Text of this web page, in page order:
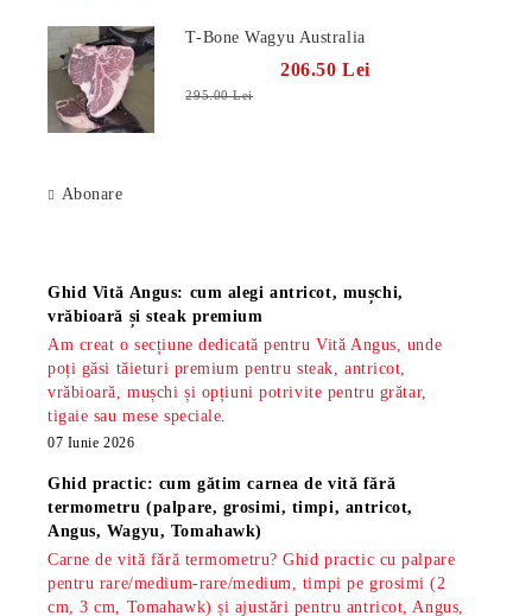
T-Bone Wagyu Australia
206.50 Lei
295.00 Lei
Abonare
Ghid Vită Angus: cum alegi antricot, mușchi,
vrăbioară și steak premium
Am creat o secțiune dedicată pentru Vită Angus, unde
poți găsi tăieturi premium pentru steak, antricot,
vrăbioară, mușchi și opțiuni potrivite pentru grătar,
tigaie sau mese speciale.
07 Iunie 2026
Ghid practic: cum gătim carnea de vită fără
termometru (palpare, grosimi, timpi, antricot,
Angus, Wagyu, Tomahawk)
Carne de vită fără termometru? Ghid practic cu palpare
pentru rare/medium-rare/medium, timpi pe grosimi (2
cm, 3 cm, Tomahawk) și ajustări pentru antricot, Angus,